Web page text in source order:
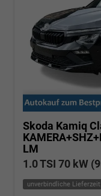
Skoda Kamiq
LM
1.0 TSI 70 kW
unverbindliche